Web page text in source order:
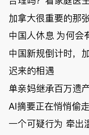
吉尼斯纪
录；惨！留
骗光2万美
元，还被卷
入跨国刑案
账户遭封！
发！
孩温
中心
亡；
加拿大很重要的那
中国人休息 为何会
中国新规倒计时，
迟来的相遇
单亲妈继承百万遗
AI摘要正在悄悄偷
一个可疑行为 牵出